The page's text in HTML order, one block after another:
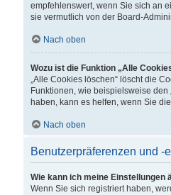
empfehlenswert, wenn Sie sich an
sie vermutlich von der Board-
Nach oben
Wozu ist die Funktion „Alle
„Alle Cookies löschen“ löscht die
Funktionen, wie beispielsweise
haben, kann es helfen, wenn Sie
Nach oben
Benutzerpräferenzen und -
Wie kann ich meine Einstellungen
Wenn Sie sich registriert haben,